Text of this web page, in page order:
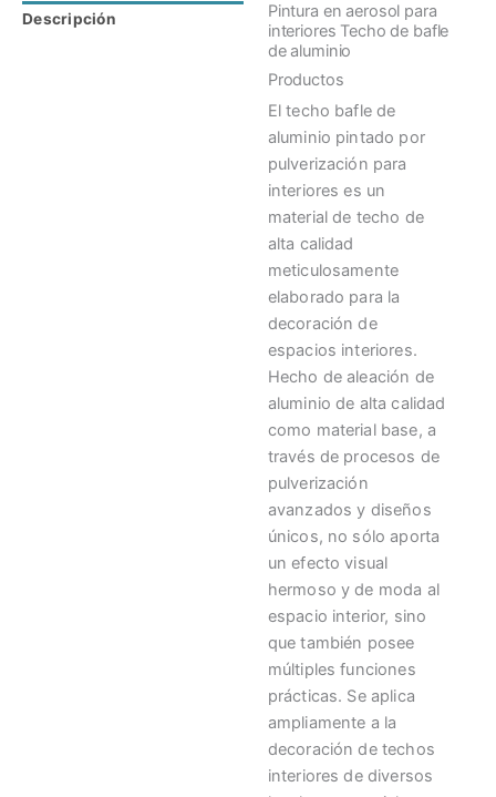
Descripción Valoraciones (0)
Pintura en aerosol para
interiores Techo de bafle
de aluminio
Productos
El techo bafle de
aluminio pintado por
pulverización para
interiores es un
material de techo de
alta calidad
meticulosamente
elaborado para la
decoración de
espacios interiores.
Hecho de aleación de
aluminio de alta calidad
como material base, a
través de procesos de
pulverización
avanzados y diseños
únicos, no sólo aporta
un efecto visual
hermoso y de moda al
espacio interior, sino
que también posee
múltiples funciones
prácticas. Se aplica
ampliamente a la
decoración de techos
interiores de diversos